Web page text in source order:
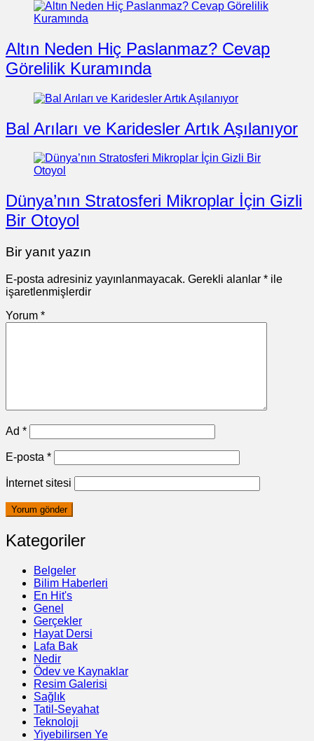
Altın Neden Hiç Paslanmaz? Cevap
Görelilik Kuramında
Bal Arıları ve Karidesler Artık Aşılanıyor
Dünya’nın Stratosferi Mikroplar İçin Gizli
Bir Otoyol
Bir yanıt yazın
E-posta adresiniz yayınlanmayacak. Gerekli alanlar * ile
işaretlenmişlerdir
Yorum *
Ad *
E-posta *
İnternet sitesi
Kategoriler
Belgeler
Bilim Haberleri
En Hit's
Genel
Gerçekler
Hayat Dersi
Lafa Bak
Nedir
Ödev ve Kaynaklar
Resim Galerisi
Sağlık
Tatil-Seyahat
Teknoloji
Yiyebilirsen Ye